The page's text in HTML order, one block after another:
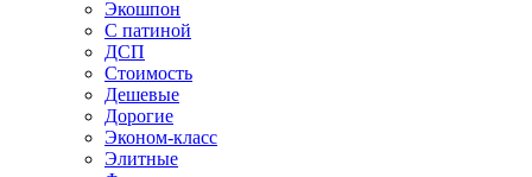
Экошпон
С патиной
ДСП
Стоимость
Дешевые
Дорогие
Эконом-класс
Элитные